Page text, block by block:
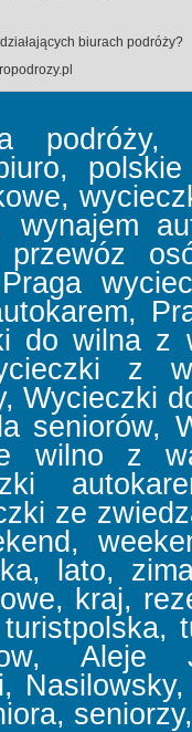
biurach podróży?
podróży,
wynajem
do wilna z
z
Wycieczki
seniorów,
wilno z
ze
lato,
kraj,
Aleje